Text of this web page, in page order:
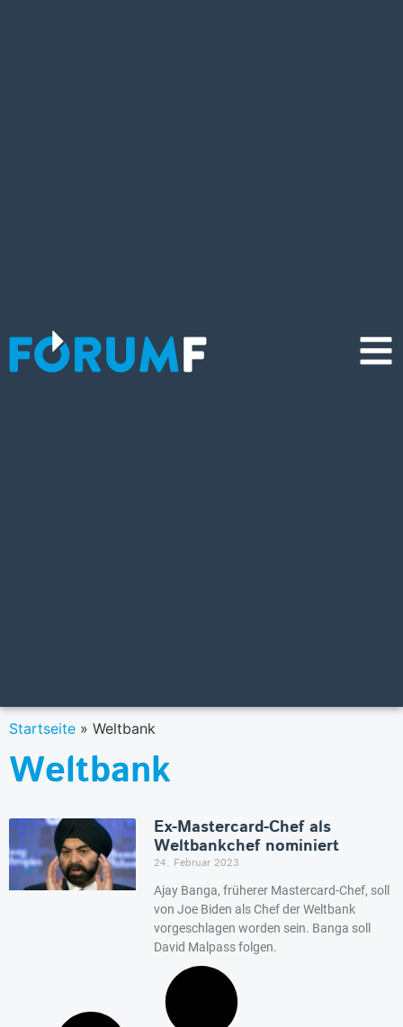
Startseite » Weltbank
Weltbank
Ex-Mastercard-Chef als
Weltbankchef nominiert
24. Februar 2023
Ajay Banga, früherer Mastercard-Chef, soll
von Joe Biden als Chef der Weltbank
vorgeschlagen worden sein. Banga soll
David Malpass folgen.